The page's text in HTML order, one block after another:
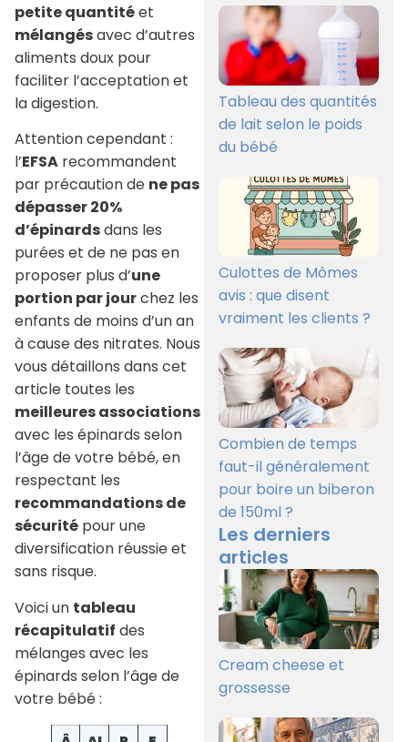
petite quantitéet
mélangésavec d’autres
aliments doux pour
faciliter l’acceptation et
la digestion.
Attention cependant :
l’EFSA recommandent
par précaution de ne pas
dépasser 20%
d’épinardsdans les
purées et de ne pas en
proposer plus d’une
portion par jourchez les
enfants de moins d’un an
à cause des nitrates. Nous
vous détaillons dans cet
article toutes les
meilleures associations
avec les épinards selon
l’âge de votre bébé, en
respectant les
recommandations de
sécurité pour une
diversification réussie et
sans risque.
Voici un tableau
récapitulatif des
mélanges avec les
épinards selon l’âge de
votre bébé :
Tableau des quantités
de lait selon le poids
du bébé
Culottes de Mômes
avis : que disent
vraiment les clients ?
Combien de temps
faut-il généralement
pour boire un biberon
de 150ml ?
Les derniers
articles
Cream cheese et
grossesse